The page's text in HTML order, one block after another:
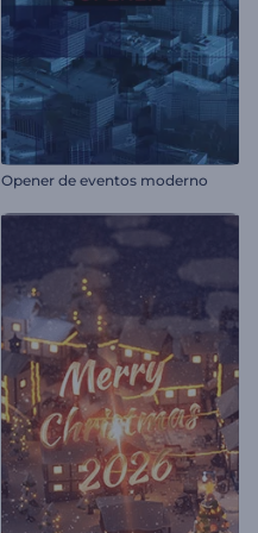
Opener de eventos moderno